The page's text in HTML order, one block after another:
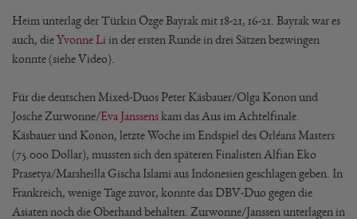
Heim unterlag der Türkin Özge Bayrak mit 18-21, 16-21. Bayrak war es
auch, dieYvonne Li in der ersten Runde in drei Sätzen bezwingen
konnte (siehe Video).
Für die deutschen Mixed-Duos Peter Käsbauer/Olga Konon und
Josche Zurwonne/Eva Janssens kam das Aus im Achtelfinale.
Käsbauer und Konon, letzte Woche im Endspiel des Orléans Masters
(75.000 Dollar), mussten sich den späteren Finalisten Alfian Eko
Prasetya/Marsheilla Gischa Islami aus Indonesien geschlagen geben. In
Frankreich, wenige Tage zuvor, konnte das DBV-Duo gegen die
Asiaten noch die Oberhand behalten. Zurwonne/Janssen unterlagen in